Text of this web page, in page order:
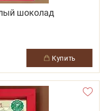
шоколад
купить